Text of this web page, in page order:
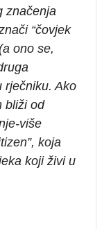
značenja
“čovjek
ono se,
rječniku. Ako
bliži od
više
koja
koji živi u